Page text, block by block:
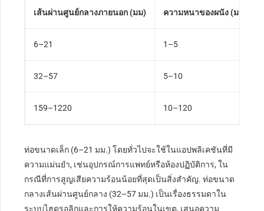
เส้นผ่านศูนย์กลางภายนอก (มม) ความหนาของผนัง (มม)
6–21 1–5
32–57 5–10
159–1220 10–120
ท่อขนาดเล็ก (6–21 มม.) โดยทั่วไปจะใช้ในแอปพลิเคชันที่มี
ความแม่นยำ, เช่นอุปกรณ์การแพทย์หรือห้องปฏิบัติการ, ใน
กรณีที่การสูญเสียความร้อนน้อยที่สุดเป็นสิ่งสำคัญ. ท่อขนาด
กลางเส้นผ่านศูนย์กลาง (32–57 มม.) เป็นเรื่องธรรมดาใน
ระบบไฮดรอลิกและการให้ความร้อนในเขต, เสนอความ